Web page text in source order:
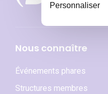
Personnaliser
Nous connaître
Événements phares
Structures membres